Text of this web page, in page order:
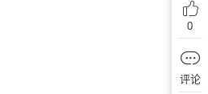
0
评论